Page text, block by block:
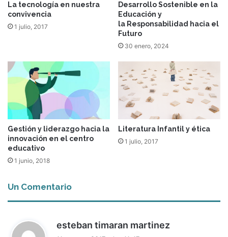
La tecnología en nuestra
convivencia
1 julio, 2017
Desarrollo Sostenible en la
Educación y
la Responsabilidad hacia el
Futuro
30 enero, 2024
Gestión y liderazgo hacia la
innovación en el centro
educativo
1 junio, 2018
Literatura Infantil y ética
1 julio, 2017
Un Comentario
esteban timaran martinez